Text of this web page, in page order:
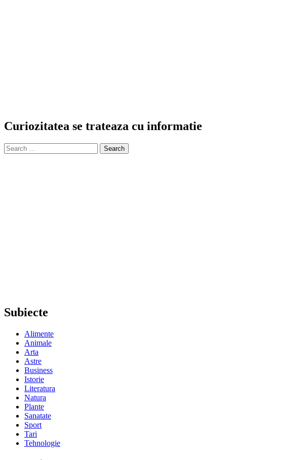
Curiozitatea se trateaza cu informatie
Search
for:
Subiecte
Alimente
Animale
Arta
Astre
Business
Istorie
Literatura
Natura
Plante
Sanatate
Sport
Tari
Tehnologie